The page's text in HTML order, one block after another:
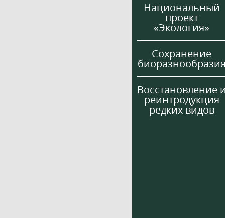
Национальный
проект
«Экология»
Сохранение
Восстановление
реинтродукция
редких видов